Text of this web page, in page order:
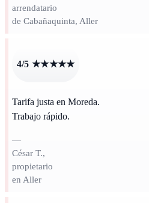
arrendatario
de Cabañaquinta, Aller
4/5 ★★★★★
Tarifa justa en Moreda.
Trabajo rápido.
—
César T.,
propietario
en Aller